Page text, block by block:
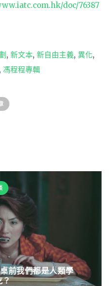
doc/76387
, 新文本, 新自由主義, 異化,
, 馮程程專輯
前我們都是人類學
？